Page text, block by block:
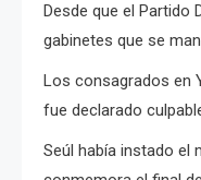
Desde que el Partido
gabinetes que se
Los consagrados en
fue declarado
Seúl había instado el